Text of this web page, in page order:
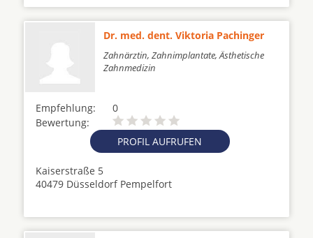
Dr. med. dent. Viktoria Pachinger
Zahnärztin, Zahnimplantate, Ästhetische
Zahnmedizin
Empfehlung:
0
Bewertung:
PROFIL AUFRUFEN
Kaiserstraße 5
40479 Düsseldorf Pempelfort